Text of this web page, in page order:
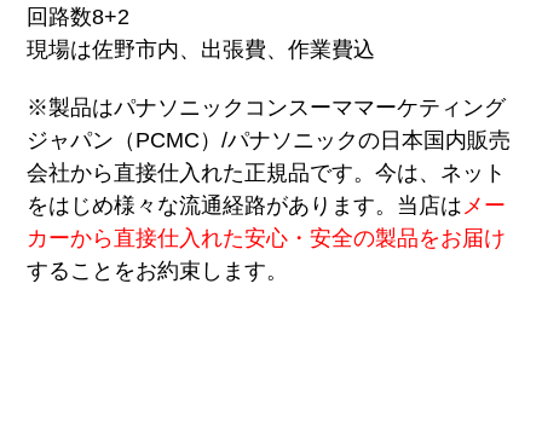
回路数8+2
現場は佐野市内、出張費、作業費込
※製品はパナソニックコンスーママーケティング
ジャパン（PCMC）/パナソニックの日本国内販売
会社から直接仕入れた正規品です。今は、ネット
をはじめ様々な流通経路があります。当店はメー
カーから直接仕入れた安心・安全の製品をお届け
することをお約束します。